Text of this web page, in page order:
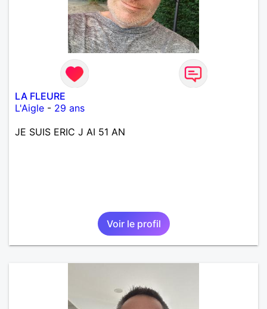
LA FLEURE
L'Aigle - 29 ans
JE SUIS ERIC J AI 51 AN
Voir le profil